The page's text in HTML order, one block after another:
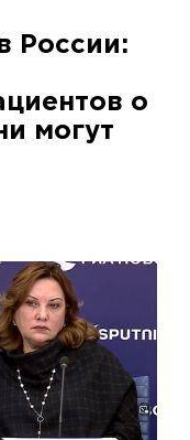
России:
о
могут